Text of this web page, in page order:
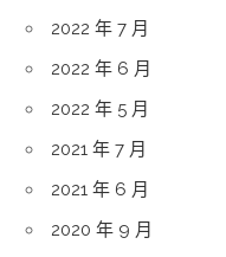
2022 年 7 月
2022 年 6 月
2022 年 5 月
2021 年 7 月
2021 年 6 月
2020 年 9 月